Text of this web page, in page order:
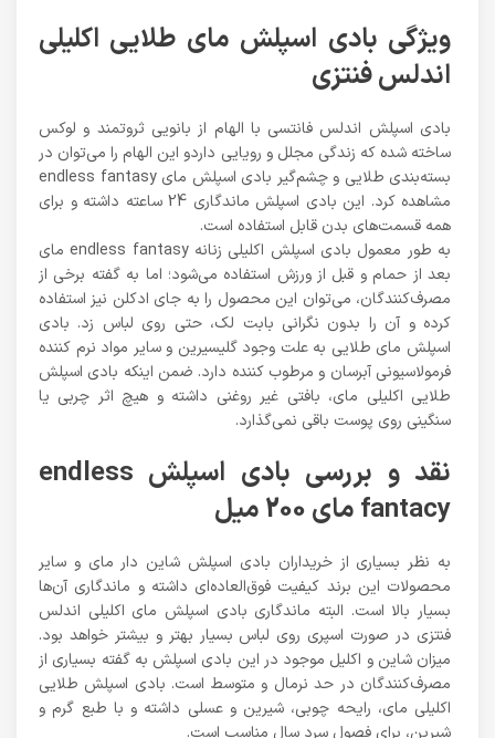
ویژگی بادی اسپلش مای طلایی اکلیلی
اندلس فنتزی
بادی اسپلش اندلس فانتسی با الهام از بانویی ثروتمند و لوکس
ساخته شده که زندگی مجلل و رویایی داردو این الهام را می‌توان در
بسته‌بندی طلایی و چشم‌گیر بادی اسپلش مای endless fantasy
مشاهده کرد. این بادی اسپلش ماندگاری 24 ساعته داشته و برای
همه قسمت‌های بدن قابل استفاده است.
به طور معمول بادی اسپلش اکلیلی زنانه endless fantasy مای
بعد از حمام و قبل از ورزش استفاده می‌شود؛ اما به گفته برخی از
مصرف‌کنندگان، می‌توان این محصول را به جای ادکلن نیز استفاده
کرده و آن را بدون نگرانی بابت لک، حتی روی لباس زد. بادی
اسپلش مای طلایی به علت وجود گلیسیرین و سایر مواد نرم کننده
فرمولاسیونی آبرسان و مرطوب کننده دارد. ضمن اینکه بادی اسپلش
طلایی اکلیلی مای، بافتی غیر روغنی داشته و هیچ اثر چربی یا
سنگینی روی پوست باقی نمی‌گذارد.
نقد و بررسی بادی اسپلش endless
fantacy مای 200 میل
به نظر بسیاری از خریداران بادی اسپلش شاین دار مای و سایر
محصولات این برند کیفیت فوق‌العاده‌ای داشته و ماندگاری آن‌ها
بسیار بالا است. البته ماندگاری بادی اسپلش مای اکلیلی اندلس
فنتزی در صورت اسپری روی لباس بسیار بهتر و بیشتر خواهد بود.
میزان شاین و اکلیل موجود در این بادی اسپلش به گفته بسیاری از
مصرف‌کنندگان در حد نرمال و متوسط است. بادی اسپلش طلایی
اکلیلی مای، رایحه چوبی، شیرین و عسلی داشته و با طبع گرم و
شیرین، برای فصول سرد سال مناسب است.